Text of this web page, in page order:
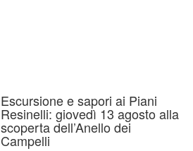
Escursione e sapori ai Piani
Resinelli: giovedì 13 agosto alla
scoperta dell’Anello dei
Campelli